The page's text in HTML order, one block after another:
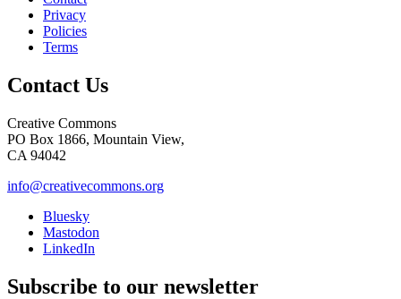
Privacy
Policies
Terms
Contact Us
Creative Commons
PO Box 1866, Mountain View,
CA 94042
info@creativecommons.org
Bluesky
Mastodon
LinkedIn
Subscribe to our newsletter